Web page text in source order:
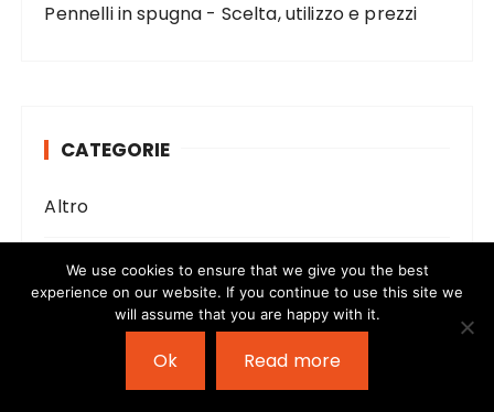
Pennelli in spugna - Scelta, utilizzo e prezzi
CATEGORIE
Altro
Casa
Consumatori
We use cookies to ensure that we give you the best
experience on our website. If you continue to use this site we
will assume that you are happy with it.
Ok Read more